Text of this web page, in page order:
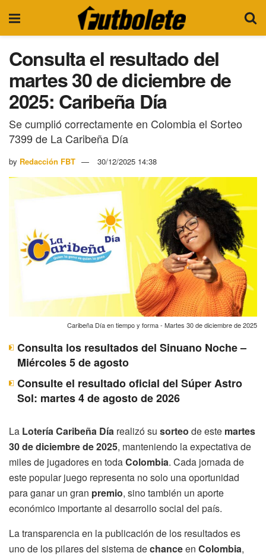
Consulta el resultado del
martes 30 de diciembre de
2025: Caribeña Día
Se cumplió correctamente en Colombia el Sorteo
7399 de La Caribeña Día
by Redacción FBT 30/12/2025 14:38
Caribeña Día en tiempo y forma - Martes 30 de diciembre de 2025
Consulta los resultados del Sinuano Noche –
Miércoles 5 de agosto
Consulte el resultado oficial del Súper Astro
Sol: martes 4 de agosto de 2026
La Lotería Caribeña Día realizó su sorteo de este martes
30 de diciembre de 2025, manteniendo la expectativa de
miles de jugadores en todaColombia. Cada jornada de
este popular juego representa no solo una oportunidad
para ganar un gran premio, sino también un aporte
económico importante al desarrollo social del país.
La transparencia en la publicación de los resultados es
uno de los pilares del sistema dechanceen Colombia,